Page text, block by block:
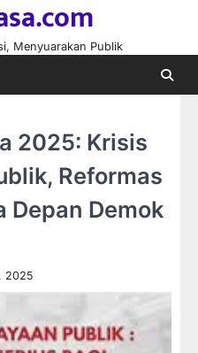
Menyuarakan Publik
2025: Krisis
Reformas
Depan Demok
2025